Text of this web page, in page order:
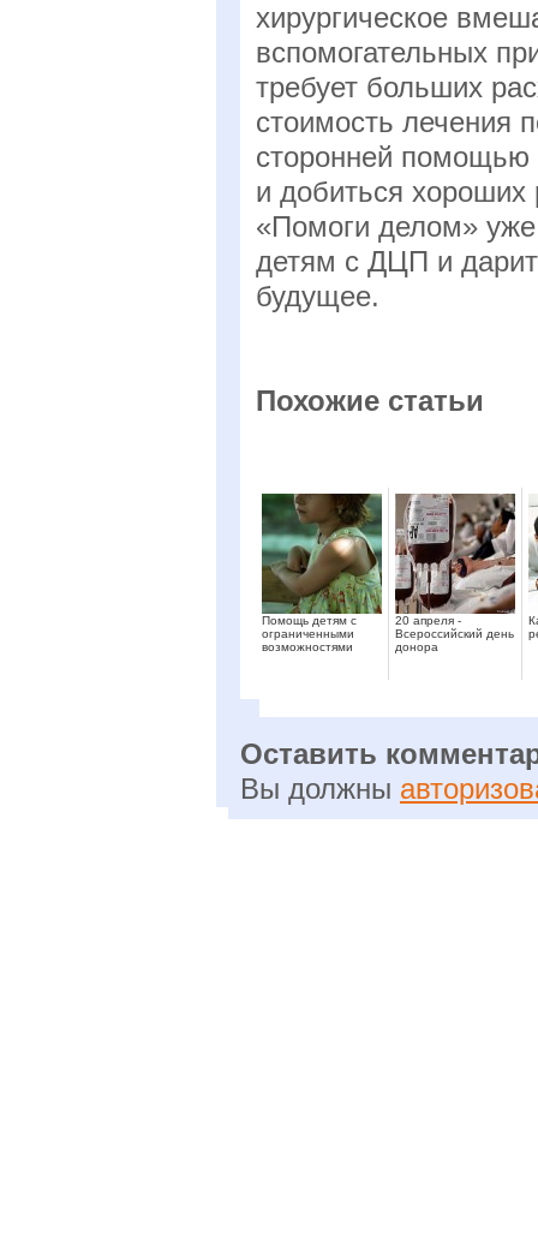
хирургическое
вспомогательных
требует больших
стоимость лечения
сторонней помощью
и добиться хороших
«Помоги делом»
детям с ДЦП и
будущее.
Похожие статьи
Помощь детям с
ограниченными
возможностями
20 апреля -
Всероссийский день
донора
Оставить
Вы должны